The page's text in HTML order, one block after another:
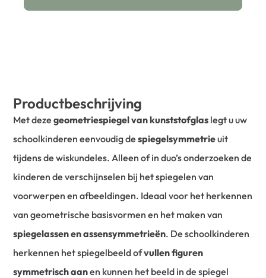
Productbeschrijving
Met dezegeometriespiegel van kunststofglas legt u uw
schoolkinderen eenvoudig despiegelsymmetrieuit
tijdens de wiskundeles. Alleen of in duo’s onderzoeken de
kinderen de verschijnselen bij het spiegelen van
voorwerpen en afbeeldingen. Ideaal voor het herkennen
van geometrische basisvormen en het maken van
spiegelassen en assensymmetrieën. De schoolkinderen
herkennen het spiegelbeeld ofvullen figuren
symmetrisch aanen kunnen het beeld in de spiegel